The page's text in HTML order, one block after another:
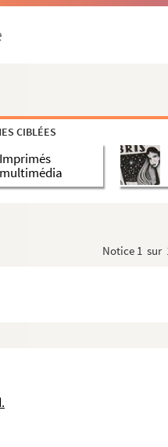
CIBLÉES
Imprimés
multimédia
Notice 1 sur